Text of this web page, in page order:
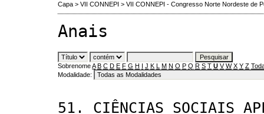
Capa > VII CONNEPI > VII CONNEPI - Congresso Norte Nordeste de
Anais
SobrenomeA B C D E F G H I J K L M N O P Q R S T U V W X Y Z
Modalidade:
51. CIÊNCIAS SOCIAIS